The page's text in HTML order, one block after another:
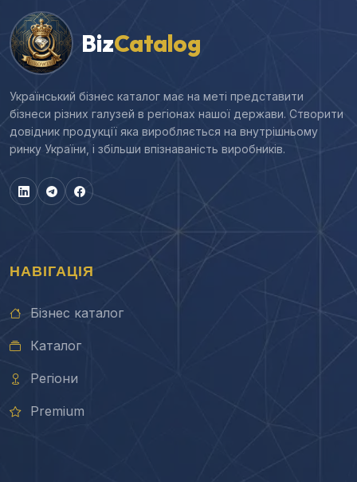
BizCatalog
Український бізнес каталог має на меті представити
бізнеси різних галузей в регіонах нашої держави. Створити
довідник продукції яка виробляється на внутрішньому
ринку України, і збільши впізнаваність виробників.
НАВІГАЦІЯ
Бізнес каталог
Каталог
Регіони
Premium